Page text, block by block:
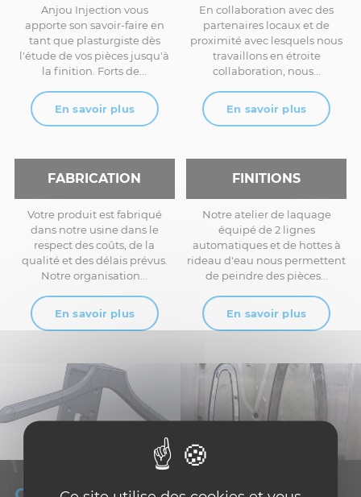
Anjou Injection vous
apporte son savoir-faire en
tant que plasturgiste dès
l'étude de vos pièces jusqu'à
la finition. Forts de...
En savoir plus
En collaboration avec des
partenaires locaux et de
proximité avec lesquels nous
travaillons en étroite
collaboration, nous...
En savoir plus
FABRICATION
Votre produit est fabriqué
dans notre usine dans le
respect des coûts, de la
qualité et des délais prévus.
Notre organisation...
En savoir plus
FINITIONS
Notre atelier de laquage
équipé de 2 lignes
automatiques et de hottes à
rideau d'eau nous permettent
de peindre des pièces...
En savoir plus